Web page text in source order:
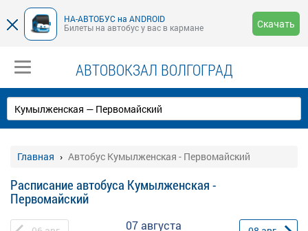
НА-АВТОБУС на ANDROID
Билеты на автобус у вас в кармане
Скачать
АВТОВОКЗАЛ ВОЛГОГРАД
Главная Автобус Кумылженская - Первомайский
Расписание автобуса Кумылженская -
Первомайский
07 августа